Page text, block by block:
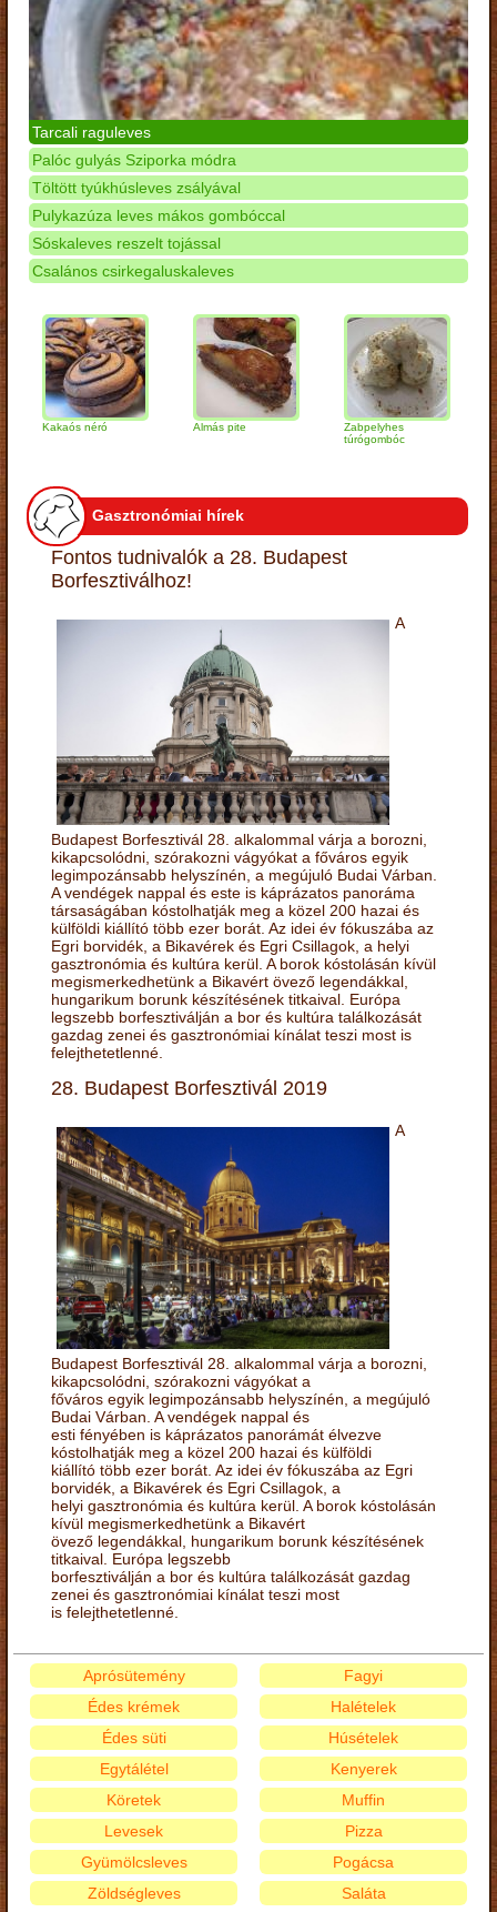
Tarcali raguleves
Palóc gulyás Sziporka módra
Töltött tyúkhúsleves zsályával
Pulykazúza leves mákos gombóccal
Sóskaleves reszelt tojással
Csalános csirkegaluskaleves
Kakaós néró Almás pite
Zabpelyhes
túrógombóc
Gasztronómiai hírek
Fontos tudnivalók a 28. Budapest
Borfesztiválhoz!
A
Budapest Borfesztivál 28. alkalommal várja a borozni,
kikapcsolódni, szórakozni vágyókat a főváros egyik
legimpozánsabb helyszínén, a megújuló Budai Várban.
A vendégek nappal és este is káprázatos panoráma
társaságában kóstolhatják meg a közel 200 hazai és
külföldi kiállító több ezer borát. Az idei év fókuszába az
Egri borvidék, a Bikavérek és Egri Csillagok, a helyi
gasztronómia és kultúra kerül. A borok kóstolásán kívül
megismerkedhetünk a Bikavért övező legendákkal,
hungarikum borunk készítésének titkaival. Európa
legszebb borfesztiválján a bor és kultúra találkozását
gazdag zenei és gasztronómiai kínálat teszi most is
felejthetetlenné.
28. Budapest Borfesztivál 2019
A
Budapest Borfesztivál 28. alkalommal várja a borozni,
kikapcsolódni, szórakozni vágyókat a
főváros egyik legimpozánsabb helyszínén, a megújuló
Budai Várban. A vendégek nappal és
esti fényében is káprázatos panorámát élvezve
kóstolhatják meg a közel 200 hazai és külföldi
kiállító több ezer borát. Az idei év fókuszába az Egri
borvidék, a Bikavérek és Egri Csillagok, a
helyi gasztronómia és kultúra kerül. A borok kóstolásán
kívül megismerkedhetünk a Bikavért
övező legendákkal, hungarikum borunk készítésének
titkaival. Európa legszebb
borfesztiválján a bor és kultúra találkozását gazdag
zenei és gasztronómiai kínálat teszi most
is felejthetetlenné.
Aprósütemény
Édes krémek
Édes süti
Egytálétel
Fagyi
Halételek
Húsételek
Kenyerek
Köretek
Levesek
Gyümölcsleves
Zöldségleves
Muffin
Pizza
Pogácsa
Saláta